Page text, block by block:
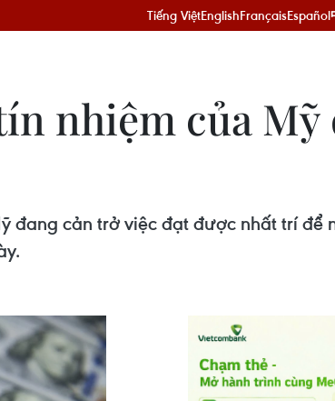
Tiếng ViệtEnglishFrançaisEspañol
nhiệm của
đang cản trở việc đạt được nhất trí để